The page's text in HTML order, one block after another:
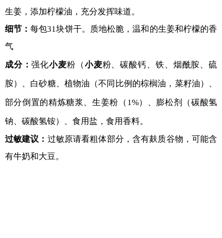
生姜，添加柠檬油，充分发挥味道。
细节：每包31块饼干。质地松脆，温和的生姜和柠檬的香
气
成分：强化小麦粉（小麦粉、碳酸钙、铁、烟酰胺、硫
胺）、白砂糖、植物油（不同比例的棕榈油，菜籽油）、
部分倒置的精炼糖浆、生姜粉（1%）、膨松剂（碳酸氢
钠、碳酸氢铵）、食用盐，食用香料。
过敏建议： 过敏原请看粗体部分，含有麸质谷物，可能含
有牛奶和大豆。